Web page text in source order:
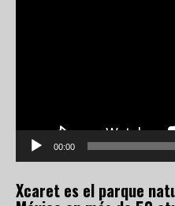
00:00
Xcaret es el parque